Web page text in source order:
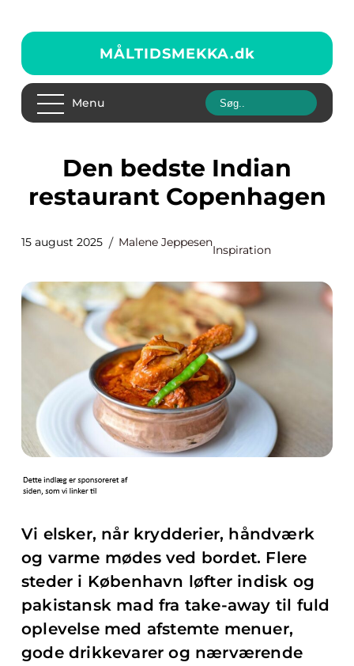
MÅLTIDSMEKKA.dk
Menu
Den bedste Indian
restaurant Copenhagen
15 august 2025 Malene Jeppesen
Inspiration
Vi elsker, når krydderier, håndværk
og varme mødes ved bordet. Flere
steder i København løfter indisk og
pakistansk mad fra take-away til fuld
oplevelse med afstemte menuer,
gode drikkevarer og nærværende